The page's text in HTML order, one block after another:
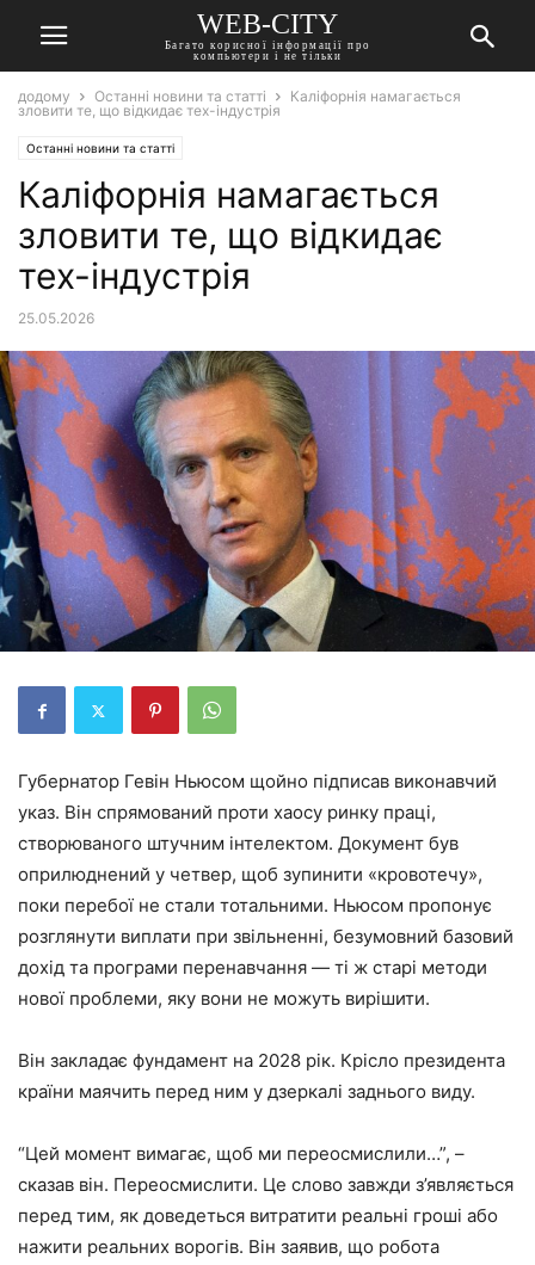
WEB-CITY
Багато корисної інформації про
компьютери і не тільки
додому Останні новини та статті
Каліфорнія намагається
зловити те, що відкидає тех-індустрія
Останні новини та статті
Каліфорнія намагається
зловити те, що відкидає
тех-індустрія
25.05.2026
Губернатор Гевін Ньюсом щойно підписав виконавчий
указ. Він спрямований проти хаосу ринку праці,
створюваного штучним інтелектом. Документ був
оприлюднений у четвер, щоб зупинити «кровотечу»,
поки перебої не стали тотальними. Ньюсом пропонує
розглянути виплати при звільненні, безумовний базовий
дохід та програми перенавчання — ті ж старі методи
нової проблеми, яку вони не можуть вирішити.
Він закладає фундамент на 2028 рік. Крісло президента
країни маячить перед ним у дзеркалі заднього виду.
“Цей момент вимагає, щоб ми переосмислили…”, –
сказав він. Переосмислити. Це слово завжди з’являється
перед тим, як доведеться витратити реальні гроші або
нажити реальних ворогів. Він заявив, що робота